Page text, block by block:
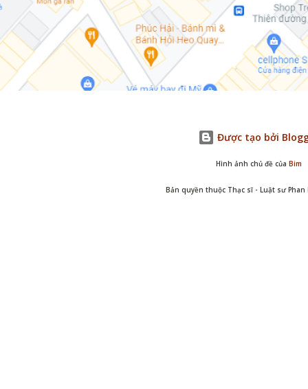
Được tạo bởi
Hình ảnh chủ đề của Bim
Bản quyền thuộc Thạc sĩ - Luật sư Phan